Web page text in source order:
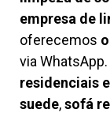
empresa de
oferecemos
via
residenciais
suede,sofá